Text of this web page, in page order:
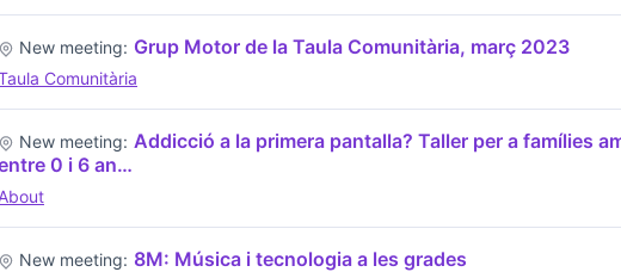
New meeting: Grup Motor de la Taula Comunitària, març 2023
Comunitària
New meeting: Addicció a la primera pantalla? Taller per a famílies
0 i 6 an…
About
New meeting: 8M: Música i tecnologia a les grades